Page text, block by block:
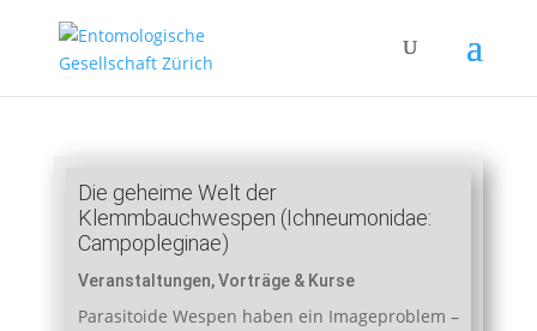
Die geheime Welt der
Klemmbauchwespen (Ichneumonidae:
Campopleginae)
Veranstaltungen,Vorträge & Kurse
Parasitoide Wespen haben ein Imageproblem –